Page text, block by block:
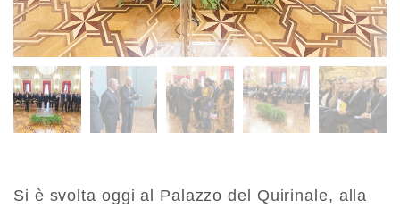
Si è svolta oggi al Palazzo del Quirinale, alla